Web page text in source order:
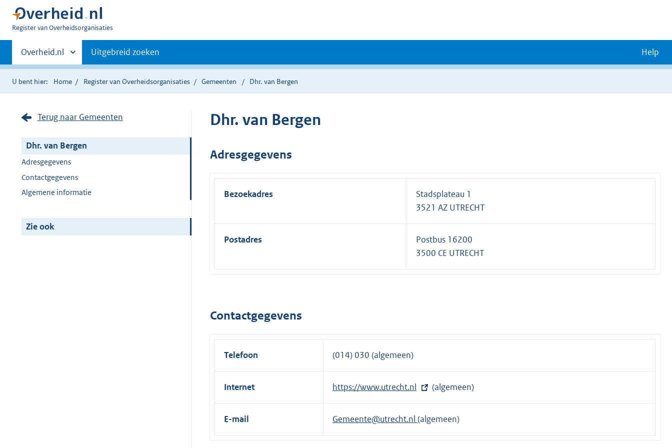
U
Register van Overheidsorganisaties
Primaire
navigatie
Andere
sites
binnen
Overheid.nl Uitgebreid zoeken Help
U bent hier: Home Register van Overheidsorganisaties Gemeenten Dhr. van Bergen
Terug naar Gemeenten
Dhr. van Bergen
Adresgegevens
Contactgegevens
Algemene informatie
Zie ook
Dhr. van Bergen
Adresgegevens
Bezoekadres
Stadsplateau 1
3521 AZ UTRECHT
Postadres
Postbus 16200
3500 CE UTRECHT
Contactgegevens
Telefoon (014) 030 (algemeen)
Internet
E
x
t
r
https://www.utrecht.nl (algemeen)
E-mail Gemeente@utrecht.nl (algemeen)